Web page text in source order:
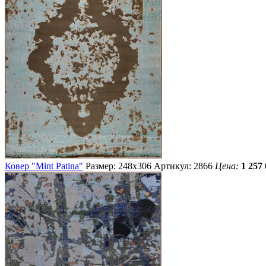
Ковер "Mint Patina" Размер: 248х306 Артикул: 2866 Цена: 1 257